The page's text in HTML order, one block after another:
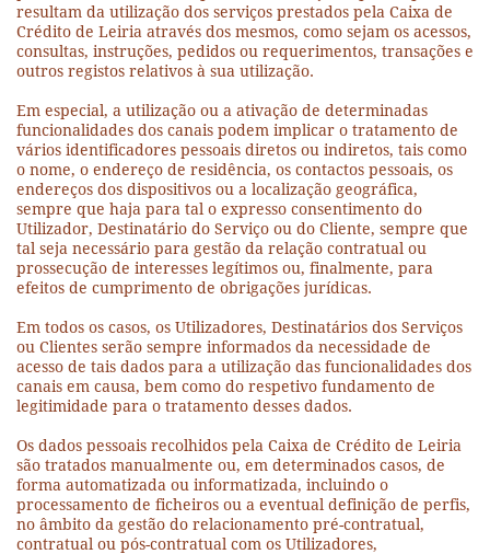
resultam da utilização dos serviços prestados pela Caixa de
Crédito de Leiria através dos mesmos, como sejam os acessos,
consultas, instruções, pedidos ou requerimentos, transações e
outros registos relativos à sua utilização.
Em especial, a utilização ou a ativação de determinadas
funcionalidades dos canais podem implicar o tratamento de
vários identificadores pessoais diretos ou indiretos, tais como
o nome, o endereço de residência, os contactos pessoais, os
endereços dos dispositivos ou a localização geográfica,
sempre que haja para tal o expresso consentimento do
Utilizador, Destinatário do Serviço ou do Cliente, sempre que
tal seja necessário para gestão da relação contratual ou
prossecução de interesses legítimos ou, finalmente, para
efeitos de cumprimento de obrigações jurídicas.
Em todos os casos, os Utilizadores, Destinatários dos Serviços
ou Clientes serão sempre informados da necessidade de
acesso de tais dados para a utilização das funcionalidades dos
canais em causa, bem como do respetivo fundamento de
legitimidade para o tratamento desses dados.
Os dados pessoais recolhidos pela Caixa de Crédito de Leiria
são tratados manualmente ou, em determinados casos, de
forma automatizada ou informatizada, incluindo o
processamento de ficheiros ou a eventual definição de perfis,
no âmbito da gestão do relacionamento pré-contratual,
contratual ou pós-contratual com os Utilizadores,